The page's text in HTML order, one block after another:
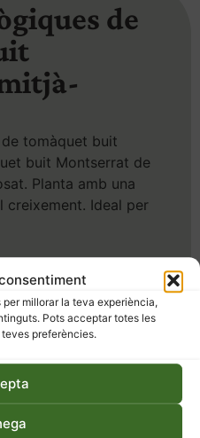
millorar la teva experiència,
Pots acceptar totes les
preferències.
de
tomàquet buit
buit Montserrat de
Planta amb una
Ideal per